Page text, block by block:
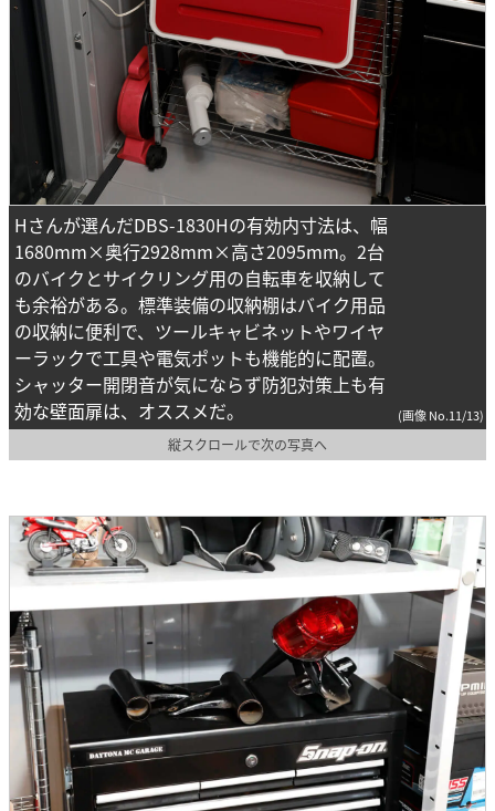
Hさんが選んだDBS-1830Hの有効内寸法は、幅
1680mm×奥行2928mm×高さ2095mm。2台
のバイクとサイクリング用の自転車を収納して
も余裕がある。標準装備の収納棚はバイク用品
の収納に便利で、ツールキャビネットやワイヤ
ーラックで工具や電気ポットも機能的に配置。
シャッター開閉音が気にならず防犯対策上も有
効な壁面扉は、オススメだ。
(画像 No.11/13)
縦スクロールで次の写真へ